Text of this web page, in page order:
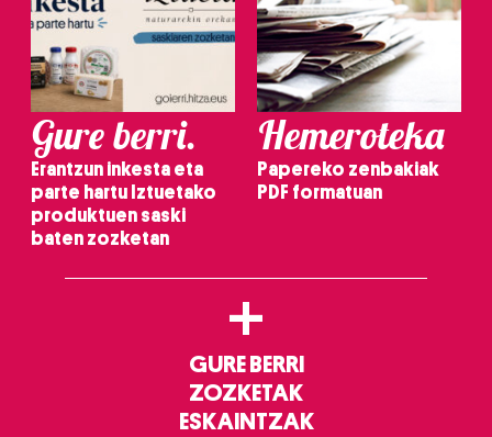
Gure berri.
Erantzun inkesta eta
parte hartu Iztuetako
produktuen saski
baten zozketan
Hemeroteka
Papereko zenbakiak
PDF formatuan
+
GURE BERRI
ZOZKETAK
ESKAINTZAK